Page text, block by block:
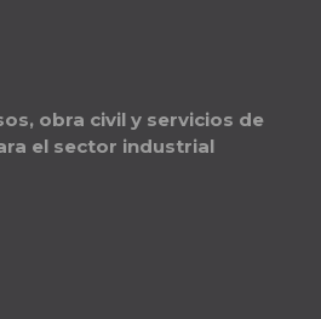
obra civil y servicios de
el sector industrial